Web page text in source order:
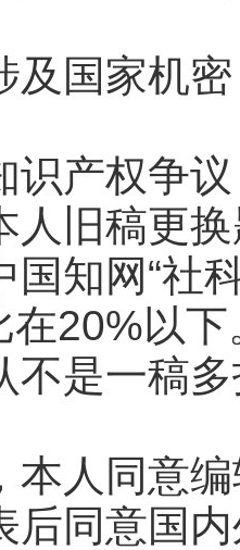
及国家机
识产权争
人旧稿更
国知网“社
在20%以下
不是一稿
本人同意
后同意国